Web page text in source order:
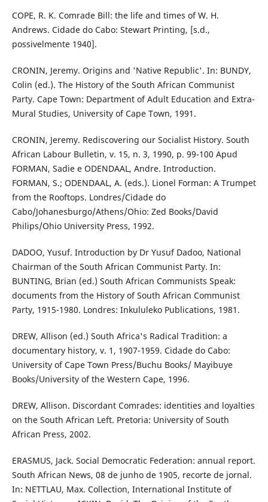
COPE, R. K. Comrade Bill: the life and times of W. H.
Andrews. Cidade do Cabo: Stewart Printing, [s.d.,
possivelmente 1940].
CRONIN, Jeremy. Origins and 'Native Republic'. In: BUNDY,
Colin (ed.). The History of the South African Communist
Party. Cape Town: Department of Adult Education and Extra-
Mural Studies, University of Cape Town, 1991.
CRONIN, Jeremy. Rediscovering our Socialist History. South
African Labour Bulletin, v. 15, n. 3, 1990, p. 99-100 Apud
FORMAN, Sadie e ODENDAAL, Andre. Introduction.
FORMAN, S.; ODENDAAL, A. (eds.). Lionel Forman: A Trumpet
from the Rooftops. Londres/Cidade do
Cabo/Johanesburgo/Athens/Ohio: Zed Books/David
Philips/Ohio University Press, 1992.
DADOO, Yusuf. Introduction by Dr Yusuf Dadoo, National
Chairman of the South African Communist Party. In:
BUNTING, Brian (ed.) South African Communists Speak:
documents from the History of South African Communist
Party, 1915-1980. Londres: Inkululeko Publications, 1981.
DREW, Allison (ed.) South Africa's Radical Tradition: a
documentary history, v. 1, 1907-1959. Cidade do Cabo:
University of Cape Town Press/Buchu Books/ Mayibuye
Books/University of the Western Cape, 1996.
DREW, Allison. Discordant Comrades: identities and loyalties
on the South African Left. Pretoria: University of South
African Press, 2002.
ERASMUS, Jack. Social Democratic Federation: annual report.
South African News, 08 de junho de 1905, recorte de jornal.
In: NETTLAU, Max. Collection, International Institute of